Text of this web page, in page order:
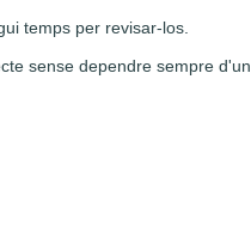
temps per revisar-los.
sense dependre sempre d'un